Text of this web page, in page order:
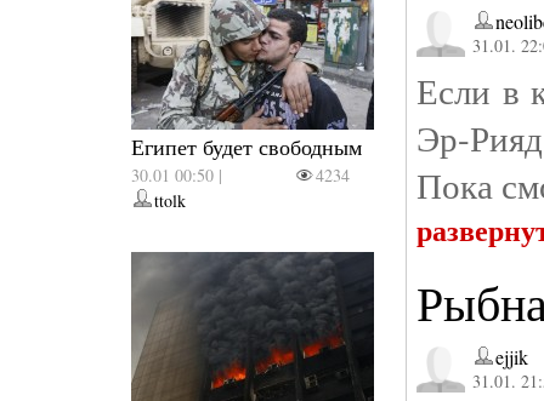
Египет будет свободным
30.01 00:50 |
4234
ttolk
31.01.
Если в
Эр-
Пока
ejjik
31.01.